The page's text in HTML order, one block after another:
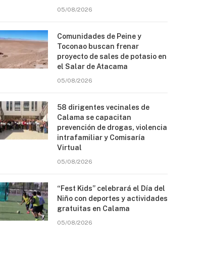
05/08/2026
Comunidades de Peine y
Toconao buscan frenar
proyecto de sales de potasio en
el Salar de Atacama
05/08/2026
58 dirigentes vecinales de
Calama se capacitan
prevención de drogas, violencia
intrafamiliar y Comisaría
Virtual
05/08/2026
“Fest Kids” celebrará el Día del
Niño con deportes y actividades
gratuitas en Calama
05/08/2026